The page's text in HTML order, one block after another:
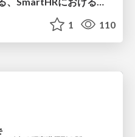
1 110